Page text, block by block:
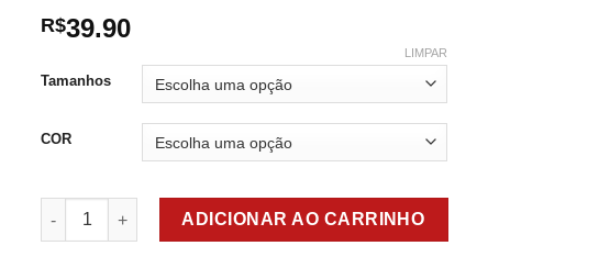
R$39.90
Tamanhos
COR
LIMPAR
Samba Canção Malha - Ref.074 quantidade
ADICIONAR AO CARRINHO